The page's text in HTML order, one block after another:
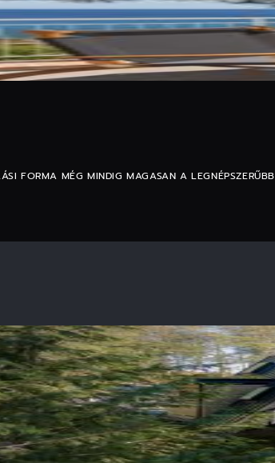
FORMA MÉG MINDIG MAGASAN A LEGNÉPSZERŰBB